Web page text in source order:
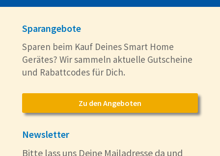
Sparangebote
Sparen beim Kauf Deines Smart Home
Gerätes? Wir sammeln aktuelle Gutscheine
und Rabattcodes für Dich.
Zu den Angeboten
Newsletter
Bitte lass uns Deine Mailadresse da und